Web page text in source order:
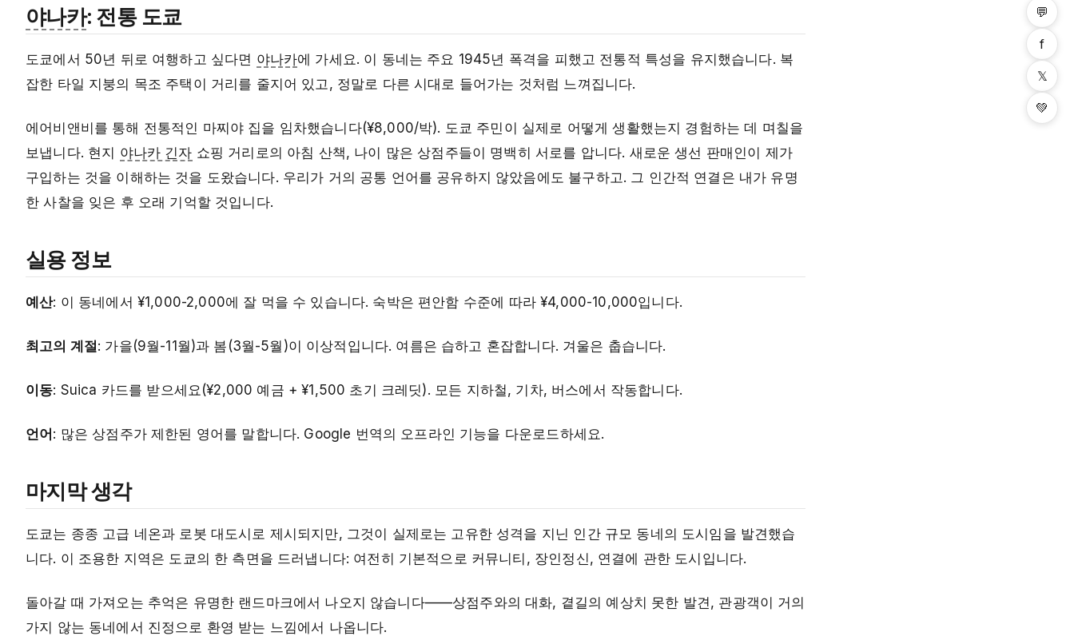
야나카: 전통 도쿄
도쿄에서 50년 뒤로 여행하고 싶다면 야나카에 가세요. 이 동네는 주요 1945년 폭격을 피했고 전통적 특성을 유지했습니다. 복
잡한 타일 지붕의 목조 주택이 거리를 줄지어 있고, 정말로 다른 시대로 들어가는 것처럼 느껴집니다.
에어비앤비를 통해 전통적인 마찌야 집을 임차했습니다(¥8,000/박). 도쿄 주민이 실제로 어떻게 생활했는지 경험하는 데 며칠을
보냅니다. 현지 야나카 긴자 쇼핑 거리로의 아침 산책, 나이 많은 상점주들이 명백히 서로를 압니다. 새로운 생선 판매인이 제가
구입하는 것을 이해하는 것을 도왔습니다. 우리가 거의 공통 언어를 공유하지 않았음에도 불구하고. 그 인간적 연결은 내가 유명
한 사찰을 잊은 후 오래 기억할 것입니다.
실용 정보
예산: 이 동네에서 ¥1,000-2,000에 잘 먹을 수 있습니다. 숙박은 편안함 수준에 따라 ¥4,000-10,000입니다.
최고의 계절: 가을(9월-11월)과 봄(3월-5월)이 이상적입니다. 여름은 습하고 혼잡합니다. 겨울은 춥습니다.
이동: Suica 카드를 받으세요(¥2,000 예금 + ¥1,500 초기 크레딧). 모든 지하철, 기차, 버스에서 작동합니다.
언어: 많은 상점주가 제한된 영어를 말합니다. Google 번역의 오프라인 기능을 다운로드하세요.
마지막 생각
도쿄는 종종 고급 네온과 로봇 대도시로 제시되지만, 그것이 실제로는 고유한 성격을 지닌 인간 규모 동네의 도시임을 발견했습
니다. 이 조용한 지역은 도쿄의 한 측면을 드러냅니다: 여전히 기본적으로 커뮤니티, 장인정신, 연결에 관한 도시입니다.
돌아갈 때 가져오는 추억은 유명한 랜드마크에서 나오지 않습니다——상점주와의 대화, 곁길의 예상치 못한 발견, 관광객이 거의
가지 않는 동네에서 진정으로 환영 받는 느낌에서 나옵니다.
💬
f
𝕏
💚